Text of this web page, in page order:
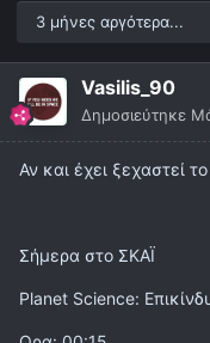
3 μήνες αργότερα...
Vasilis_90
Δημοσιεύτηκε
Αν και έχει ξεχαστεί
Σήμερα στο ΣΚΑΪ
Planet Science: